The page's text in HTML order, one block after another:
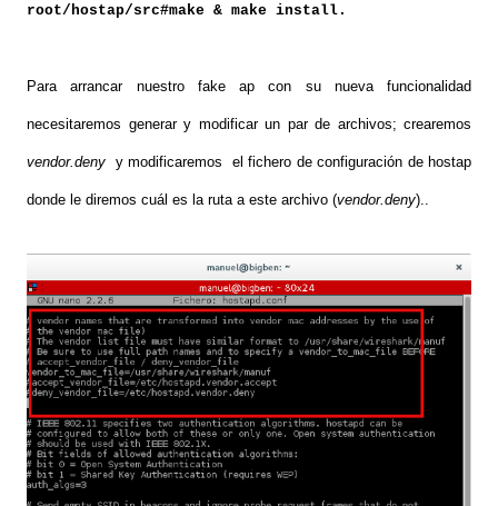
root/hostap/src#make & make install.
Para arrancar nuestro fake ap con su nueva funcionalidad
necesitaremos generar y modificar un par de archivos; crearemos
vendor.deny y modificaremos el fichero de configuración de hostap
donde le diremos cuál es la ruta a este archivo (vendor.deny)..